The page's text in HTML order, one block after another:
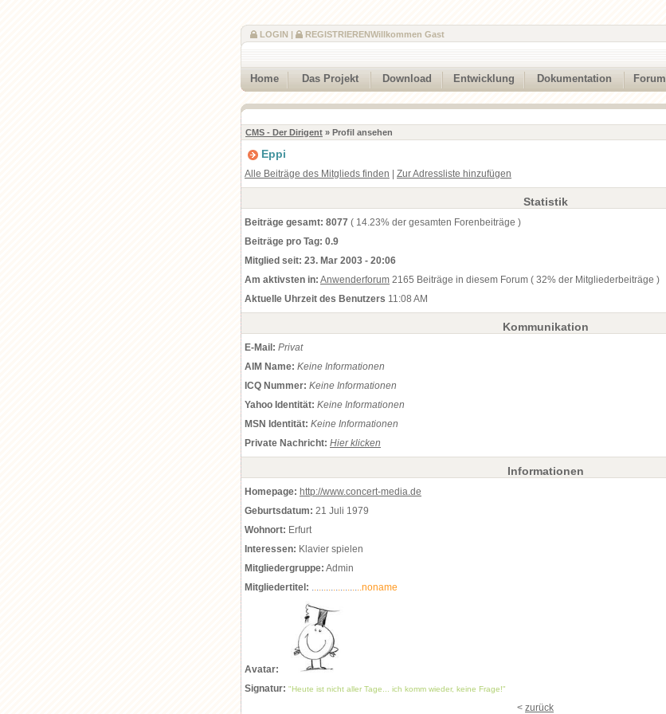
Willkommen Gast
LOGIN | REGISTRIEREN
Home Das Projekt Download Entwicklung Dokumentation Forum
CMS - Der Dirigent » Profil ansehen
Eppi
Alle Beiträge des Mitglieds finden Zur Adressliste hinzufügen
Statistik
Beiträge gesamt: 8077 ( 14.23% der gesamten Forenbeiträge )
Beiträge pro Tag: 0.9
Mitglied seit: 23. Mar 2003 - 20:06
Am aktivsten in: Anwenderforum 2165 Beiträge in diesem Forum ( 32% der Mitgliederbeiträge )
Aktuelle Uhrzeit des Benutzers 11:08 AM
Kommunikation
E-Mail: Privat
AIM Name: Keine Informationen
ICQ Nummer: Keine Informationen
Yahoo Identität: Keine Informationen
MSN Identität: Keine Informationen
Private Nachricht: Hier klicken
Informationen
Homepage: http://www.concert-media.de
Geburtsdatum: 21 Juli 1979
Wohnort: Erfurt
Interessen: Klavier spielen
Mitgliedergruppe: Admin
Mitgliedertitel: .....................noname
Avatar:
Signatur: "Heute ist nicht aller Tage... ich komm wieder, keine Frage!"
< zurück